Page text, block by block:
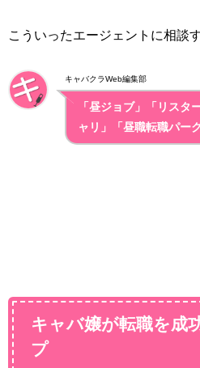
こういったエージェントに相談
キャバクラWeb編集部
「昼ジョブ」「リスタ
ャリ」「昼職転職パー
キャバ嬢が転職を成
プ